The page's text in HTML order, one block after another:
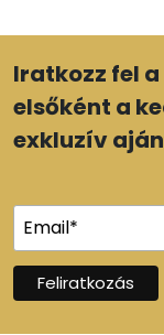
Iratkozz fel
elsőként a
exkluzív